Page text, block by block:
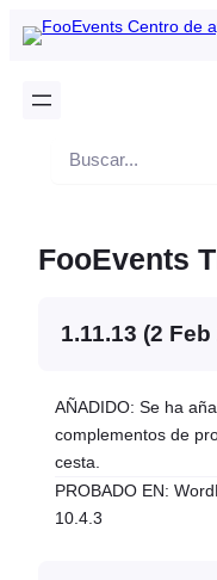
Buscar
FooEvents
1.11.13 (2 Feb
AÑADIDO: Se ha
complementos de
cesta.
PROBADO EN:
10.4.3